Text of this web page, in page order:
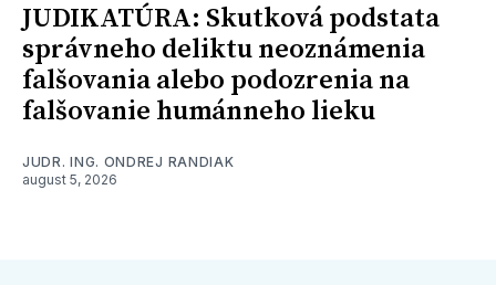
JUDIKATÚRA: Skutková podstata
správneho deliktu neoznámenia
falšovania alebo podozrenia na
falšovanie humánneho lieku
JUDR. ING. ONDREJ RANDIAK
august 5, 2026